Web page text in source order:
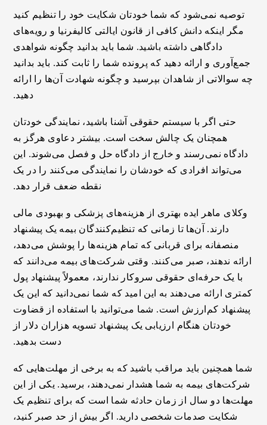
توصیه نمی‌شود که شما خودتان شکایت خود را تنظیم کنید
مگر اینکه دانش کافی از قانون ایالتی کالیفرنیا و رویه‌های
دادگاهی داشته باشید. شما باید بدانید چگونه شواهدی
جمع‌آوری و ارائه دهید که پرونده شما را ثابت کند. باید بدانید
چه سوالاتی از شاهدان بپرسید و چگونه شهادت آن‌ها را ارائه
دهید.
حتی اگر با سیستم حقوقی آشنا باشید، نمایندگی خودتان
همچنان یک چالش سخت است. بیشتر دعاوی هرگز به
دادگاه نمی‌رسند و خارج از دادگاه حل و فصل می‌شوند. این
می‌تواند افرادی که خودشان را نمایندگی می‌کنند را در یک
نقطه ضعف قرار دهد.
وکلای ماهر ایده بهتری از هزینه‌های پزشکی و بهبودی مالی
دارند. آن‌ها تا زمانی که تنظیم‌کنندگان بیمه یک پیشنهاد
منصفانه برای قربانی که تمام هزینه‌ها را پوشش می‌دهد،
ارائه ندهند، صبر می‌کنند. وقتی شرکت‌های بیمه می‌دانند که
با یک حرفه‌ای حقوقی سروکار ندارند، معمولاً پیشنهاد پول
کمتری ارائه می‌دهند به این امید که شما نمی‌دانید که این یک
پیشنهاد کم‌ارزش است. شما می‌توانید با استفاده از قضاوت
خودتان هنگام ارزیابی یک پیشنهاد تسویه هزاران دلار از
دست بدهید.
شما همچنین باید مراقب باشید که به برخی از مهلت‌هایی که
شرکت‌های بیمه به شما هشدار نمی‌دهند، برسید. یکی از این
مهلت‌ها دو سال از زمان حادثه شما است که برای تنظیم یک
شکایت صدمات شخصی دارید. اگر بیش از حد صبر کنید،